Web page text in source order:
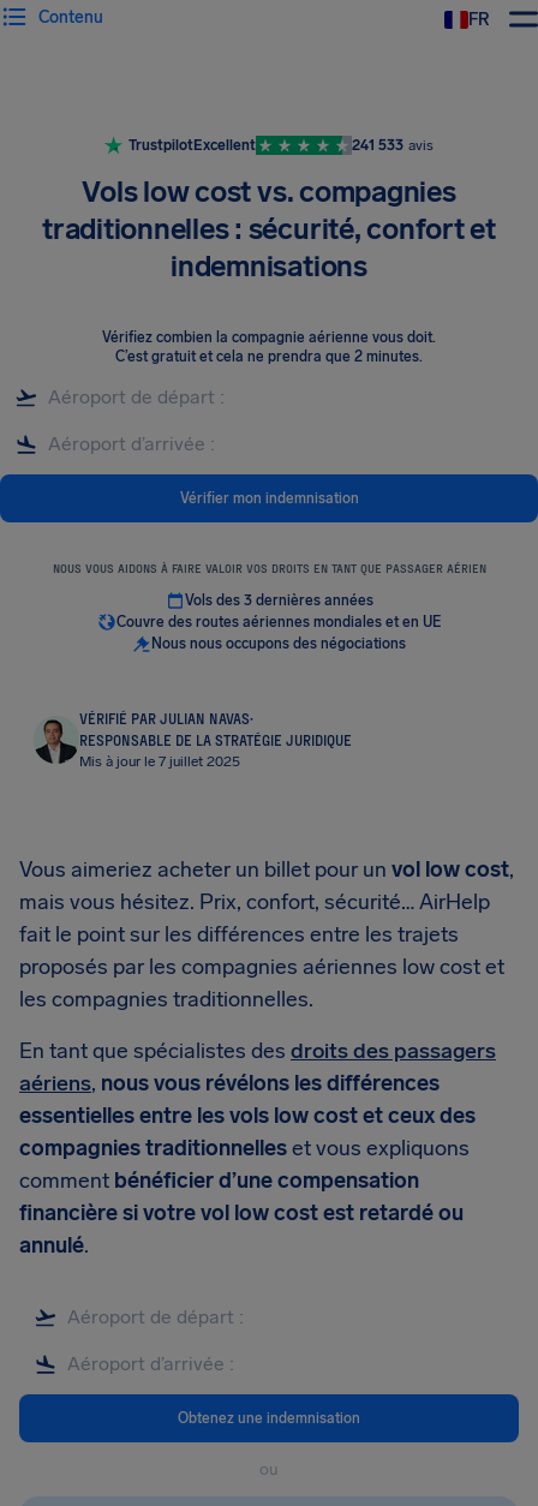
FR
Contenu
TrustpilotExcellent 241 533 avis
Vols low cost vs. compagnies
traditionnelles : sécurité, confort et
indemnisations
Vérifiez combien la compagnie aérienne vous doit.
C’est gratuit et cela ne prendra que 2 minutes.
Vérifier mon indemnisation
NOUS VOUS AIDONS À FAIRE VALOIR VOS DROITS EN TANT QUE PASSAGER AÉRIEN
Vols des 3 dernières années
Couvre des routes aériennes mondiales et en UE
Nous nous occupons des négociations
VÉRIFIÉ PAR JULIAN NAVAS·
RESPONSABLE DE LA STRATÉGIE JURIDIQUE
Mis à jour le 7 juillet 2025
Vous aimeriez acheter un billet pour un vol low cost,
mais vous hésitez. Prix, confort, sécurité… AirHelp
fait le point sur les différences entre les trajets
proposés par les compagnies aériennes low cost et
les compagnies traditionnelles.
En tant que spécialistes des droits des passagers
aériens, nous vous révélons les différences
essentielles entre les vols low cost et ceux des
compagnies traditionnelleset vous expliquons
comment bénéficier d’une compensation
financière si votre vol low cost est retardé ou
annulé.
Obtenez une indemnisation
ou